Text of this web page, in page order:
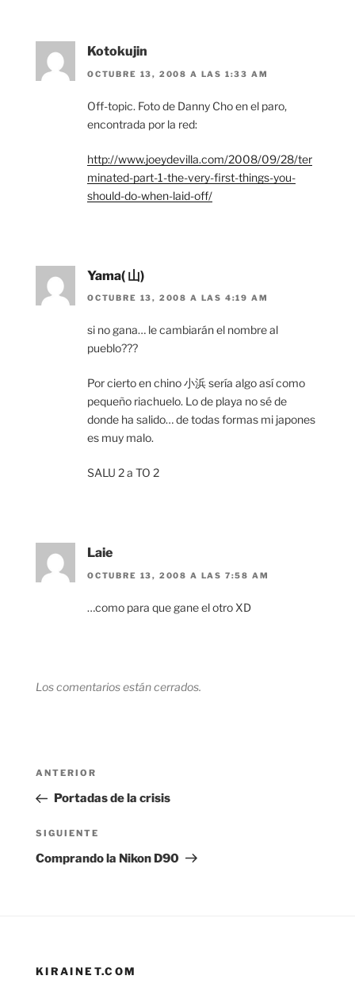
Kotokujin
OCTUBRE 13, 2008 A LAS 1:33 AM
Off-topic. Foto de Danny Cho en el paro,
encontrada por la red:
http://www.joeydevilla.com/2008/09/28/ter
minated-part-1-the-very-first-things-you-
should-do-when-laid-off/
Yama( 山)
OCTUBRE 13, 2008 A LAS 4:19 AM
si no gana… le cambiarán el nombre al
pueblo???
Por cierto en chino 小浜 sería algo así como
pequeño riachuelo. Lo de playa no sé de
donde ha salido… de todas formas mi japones
es muy malo.
SALU 2 a TO 2
Laie
OCTUBRE 13, 2008 A LAS 7:58 AM
…como para que gane el otro XD
Los comentarios están cerrados.
Navegación
entradas
Entrada
anterior:
ANTERIOR
Portadas de la crisis
Siguiente
entrada
SIGUIENTE
Comprando la Nikon D90
KIRAINET.COM